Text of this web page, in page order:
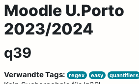
Moodle U.Porto
2023/2024
q39
Verwandte Tags: regex easy quantifiers